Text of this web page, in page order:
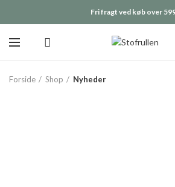
Fri fragt ved køb over
Forside Shop Nyheder